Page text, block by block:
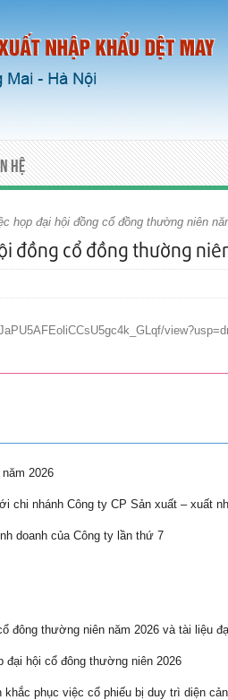
hệ
họp đại hội đồng cổ đồng thường niên
đồng cổ đồng thường
2026
chi nhánh Công ty CP Sản xuất – xuất
doanh của Công ty lần thứ 7
đông thường niên năm 2026 và tài liệu
đại hội cổ đông thường niên 2026
phục việc cổ phiếu bị duy trì diện